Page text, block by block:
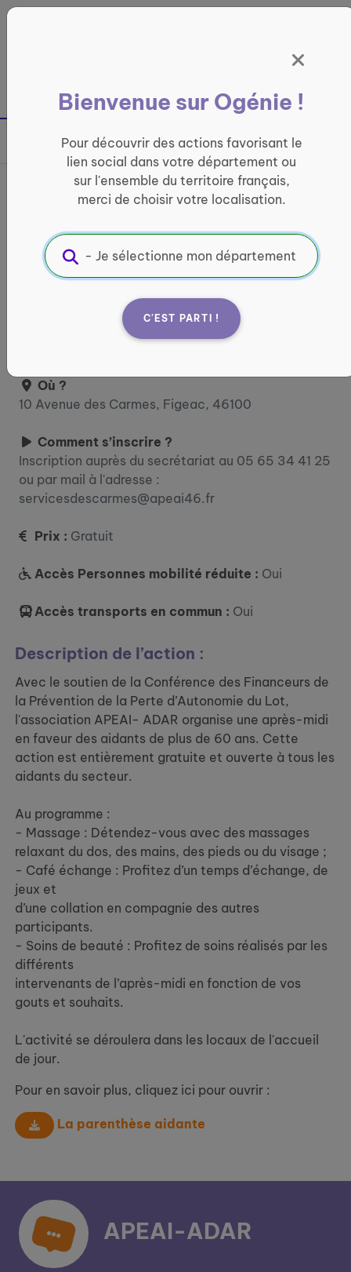
France entière
Bienvenue sur Ogénie !
Pour découvrir des actions favorisant le
lien social dans votre département ou
sur l'ensemble du territoire français,
merci de choisir votre localisation.
C'EST PARTI !
Partager sur
La parenthèse aidante
CONVIVIALITÉ
Informations pratiques :
Le 21 novembre 2026
Où ?
10 Avenue des Carmes, Figeac, 46100
Comment s’inscrire ?
Inscription auprès du secrétariat au 05 65 34 41 25
ou par mail à l'adresse :
servicesdescarmes@apeai46.fr
Prix : Gratuit
Accès Personnes mobilité réduite : Oui
Accès transports en commun : Oui
Description de l’action :
Avec le soutien de la Conférence des Financeurs de
la Prévention de la Perte d’Autonomie du Lot,
l'association APEAI- ADAR organise une après-midi
en faveur des aidants de plus de 60 ans. Cette
action est entièrement gratuite et ouverte à tous les
aidants du secteur.
Au programme :
- Massage : Détendez-vous avec des massages
relaxant du dos, des mains, des pieds ou du visage ;
- Café échange : Profitez d’un temps d’échange, de
jeux et
d’une collation en compagnie des autres
participants.
- Soins de beauté : Profitez de soins réalisés par les
différents
intervenants de l’après-midi en fonction de vos
gouts et souhaits.
L'activité se déroulera dans les locaux de l'accueil
de jour.
Pour en savoir plus, cliquez ici pour ouvrir :
La parenthèse aidante
APEAI-ADAR
Panneau de gestion des cookies